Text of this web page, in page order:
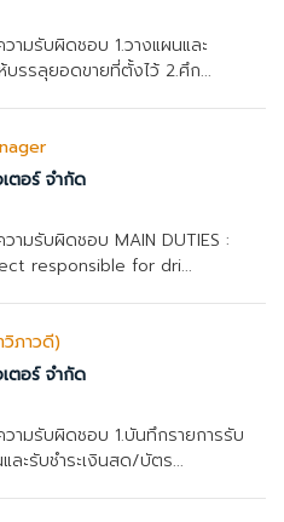
ามรับผิดชอบ 1.วางแผนและ
บรรลุยอดขายที่ตั้งไว้ 2.ศึก...
ตอร์ จำกัด
ามรับผิดชอบ MAIN DUTIES :
responsible for dri...
วิภาวดี)
ตอร์ จำกัด
วามรับผิดชอบ 1.บันทึกรายการรับ
ละรับชำระเงินสด/บัตร...